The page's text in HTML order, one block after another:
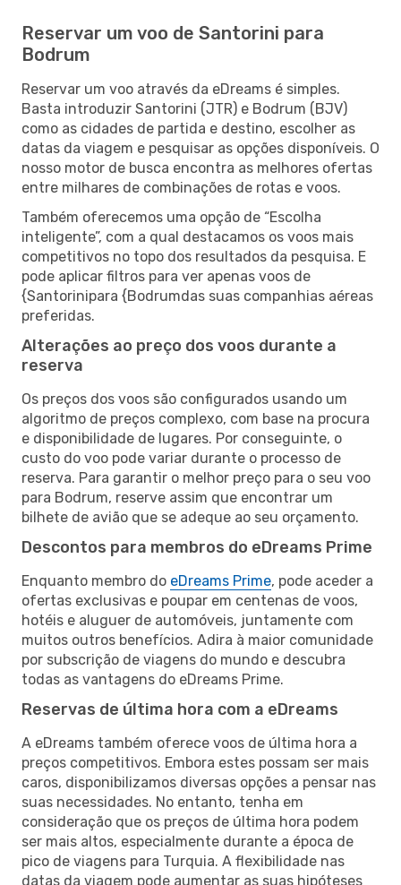
Reservar um voo de Santorini para
Bodrum
Reservar um voo através da eDreams é simples.
Basta introduzir Santorini (JTR) e Bodrum (BJV)
como as cidades de partida e destino, escolher as
datas da viagem e pesquisar as opções disponíveis. O
nosso motor de busca encontra as melhores ofertas
entre milhares de combinações de rotas e voos.
Também oferecemos uma opção de “Escolha
inteligente”, com a qual destacamos os voos mais
competitivos no topo dos resultados da pesquisa. E
pode aplicar filtros para ver apenas voos de
{Santorinipara {Bodrumdas suas companhias aéreas
preferidas.
Alterações ao preço dos voos durante a
reserva
Os preços dos voos são configurados usando um
algoritmo de preços complexo, com base na procura
e disponibilidade de lugares. Por conseguinte, o
custo do voo pode variar durante o processo de
reserva. Para garantir o melhor preço para o seu voo
para Bodrum, reserve assim que encontrar um
bilhete de avião que se adeque ao seu orçamento.
Descontos para membros do eDreams Prime
Enquanto membro do eDreams Prime, pode aceder a
ofertas exclusivas e poupar em centenas de voos,
hotéis e aluguer de automóveis, juntamente com
muitos outros benefícios. Adira à maior comunidade
por subscrição de viagens do mundo e descubra
todas as vantagens do eDreams Prime.
Reservas de última hora com a eDreams
A eDreams também oferece voos de última hora a
preços competitivos. Embora estes possam ser mais
caros, disponibilizamos diversas opções a pensar nas
suas necessidades. No entanto, tenha em
consideração que os preços de última hora podem
ser mais altos, especialmente durante a época de
pico de viagens para Turquia. A flexibilidade nas
datas da viagem pode aumentar as suas hipóteses